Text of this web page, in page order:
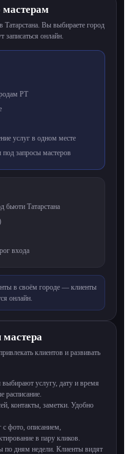
Вы выбираете город
записаться онлайн.
РТ
услуг в одном месте
запросы мастеров
бьюти Татарстана
входа
в своём городе — клиенты
онлайн.
клиентов и развивать
услугу, дату и время
расписание.
контакты, заметки. Удобно
фото, описанием,
в пару кликов.
по дням недели. Клиенты видят